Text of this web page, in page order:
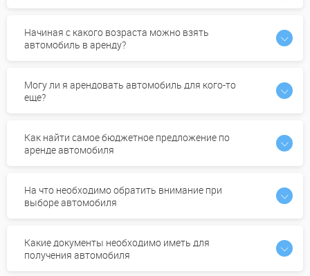
Начиная с какого возраста можно взять
автомобиль в аренду?
Могу ли я арендовать автомобиль для кого-то
еще?
Как найти самое бюджетное предложение по
аренде автомобиля
На что необходимо обратить внимание при
выборе автомобиля
Какие документы необходимо иметь для
получения автомобиля